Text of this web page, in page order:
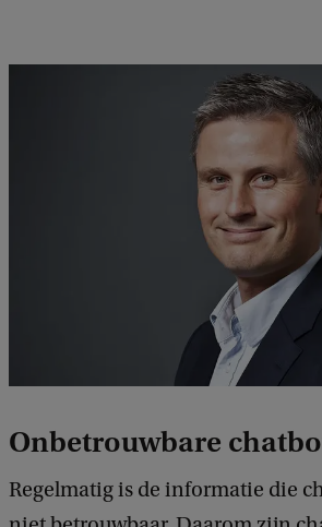
Onbetrouwbare
Regelmatig is de informatie die